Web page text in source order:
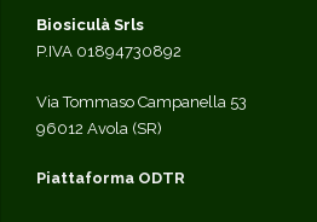
Biosiculà Srls
P.IVA 01894730892
Via Tommaso Campanella 53
96012 Avola (SR)
Piattaforma ODTR